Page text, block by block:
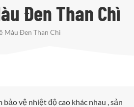
Đen Than Chì
Màu Đen Than Chì
bảo vệ nhiệt độ cao khác nhau , sản